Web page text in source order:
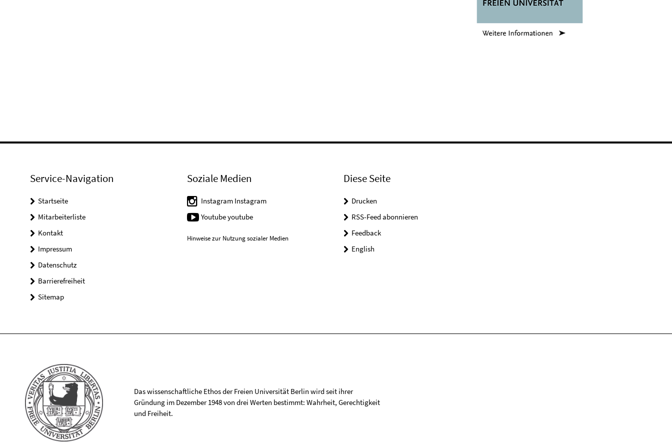
Service-Navigation
Startseite
Mitarbeiterliste
Kontakt
Impressum
Datenschutz
Barrierefreiheit
Sitemap
Soziale Medien
Instagram Instagram
Youtube youtube
Hinweise zur Nutzung sozialer Medien
Diese Seite
Drucken
RSS-Feed abonnieren
Feedback
English
Das wissenschaftliche Ethos der Freien Universität Berlin wird seit ihrer
Gründung im Dezember 1948 von drei Werten bestimmt: Wahrheit, Gerechtigkeit
und Freiheit.